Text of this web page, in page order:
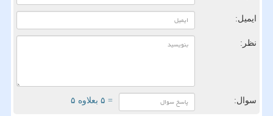
ایمیل:
نظر:
سوال: = ۵ بعلاوه ۵